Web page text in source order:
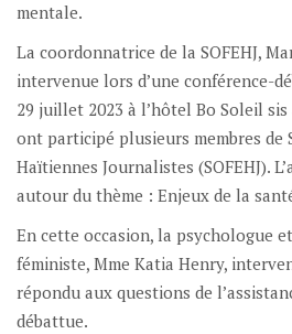
mentale.
La coordonnatrice de la SOFEHJ,
intervenue lors d’une conférence-
29 juillet 2023 à l’hôtel Bo Soleil
ont participé plusieurs membres de
Haïtiennes Journalistes (SOFEHJ).
autour du thème : Enjeux de la
En cette occasion, la psychologue
féministe, Mme Katia Henry,
répondu aux questions de
débattue.